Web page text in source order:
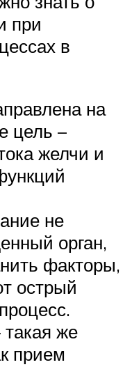
при
в
на
цель –
желчи и
не
орган,
факторы,
острый
же
прием